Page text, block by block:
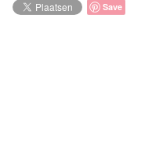
Save